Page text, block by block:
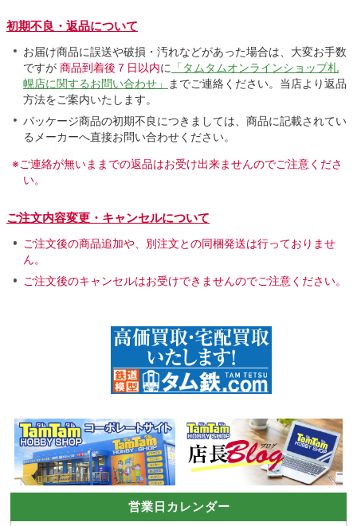
初期不良・返品について
お届け商品に誤送や破損・汚れなどがあった場合は、大変お手数
ですが 商品到着後７日以内に 「タムタムオンラインショップ札
幌店に関するお問い合わせ」
までご連絡ください。当店より返品
方法をご案内いたします。
パッケージ商品の初期不良につきましては、商品に記載されてい
るメーカーへ直接お問い合わせください。
※ご連絡が無いままでの返品はお受け出来ませんのでご注意くださ
い。
ご注文内容変更・キャンセルについて
ご注文後の商品追加や、別注文との同梱発送は行っておりませ
ん。
ご注文後のキャンセルはお受けできませんのでご注意ください。
営業日カレンダー